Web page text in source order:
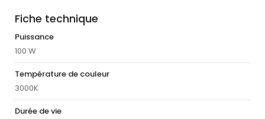
Fiche technique
Puissance
100 W
Température de couleur
3000K
Durée de vie